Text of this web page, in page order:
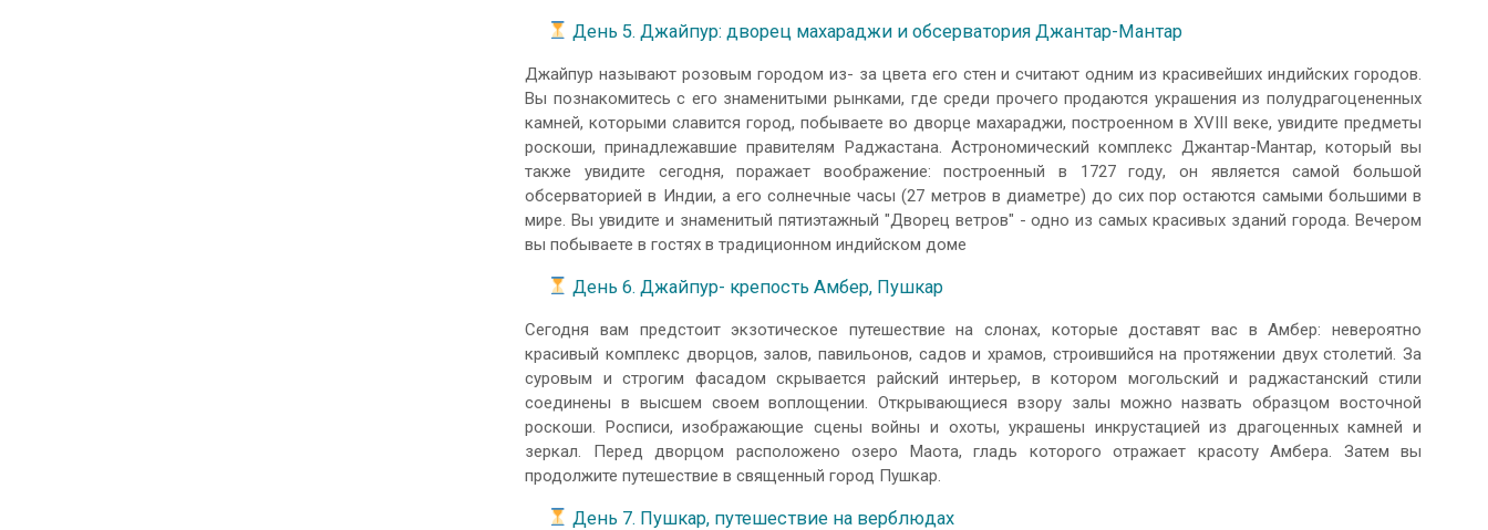
День 5. Джайпур: дворец махараджи и обсерватория Джантар-Мантар
Джайпур называют розовым городом из- за цвета его стен и считают одним из красивейших индийских городов.
Вы познакомитесь с его знаменитыми рынками, где среди прочего продаются украшения из полудрагоцененных
камней, которыми славится город, побываете во дворце махараджи, построенном в XVIII веке, увидите предметы
роскоши, принадлежавшие правителям Раджастана. Астрономический комплекс Джантар-Мантар, который вы
также увидите сегодня, поражает воображение: построенный в 1727 году, он является самой большой
обсерваторией в Индии, а его солнечные часы (27 метров в диаметре) до сих пор остаются самыми большими в
мире. Вы увидите и знаменитый пятиэтажный "Дворец ветров" - одно из самых красивых зданий города. Вечером
вы побываете в гостях в традиционном индийском доме
День 6. Джайпур- крепость Амбер, Пушкар
Сегодня вам предстоит экзотическое путешествие на слонах, которые доставят вас в Амбер: невероятно
красивый комплекс дворцов, залов, павильонов, садов и храмов, строившийся на протяжении двух столетий. За
суровым и строгим фасадом скрывается райский интерьер, в котором могольский и раджастанский стили
соединены в высшем своем воплощении. Открывающиеся взору залы можно назвать образцом восточной
роскоши. Росписи, изображающие сцены войны и охоты, украшены инкрустацией из драгоценных камней и
зеркал. Перед дворцом расположено озеро Маота, гладь которого отражает красоту Амбера. Затем вы
продолжите путешествие в священный город Пушкар.
День 7. Пушкар, путешествие на верблюдах